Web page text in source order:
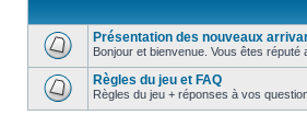
Présentation des nouveaux
Bonjour et bienvenue. Vous êtes
Règles du jeu et FAQ
Règles du jeu + réponses à vos